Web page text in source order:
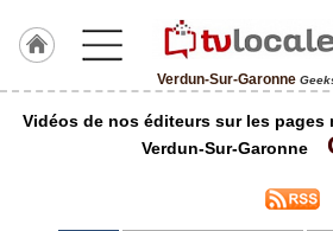
Verdun-Sur-Garonne
J'adhère
Vidéos de nos éditeurs sur les pages
Verdun-Sur-Garonne